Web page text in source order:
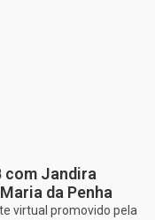
com Jandira
da Penha
virtual promovido pela